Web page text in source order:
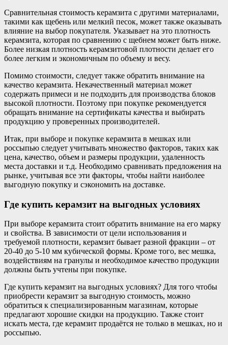
Сравнительная стоимость керамзита с другими материалами,
такими как щебень или мелкий песок, может также оказывать
влияние на выбор покупателя. Указывает на это плотность
керамзита, которая по сравнению с щебнем может быть ниже.
Более низкая плотность керамзитовой плотности делает его
более легким и экономичным по объему и весу.
Помимо стоимости, следует также обратить внимание на
качество керамзита. Некачественный материал может
содержать примеси и не подходить для производства блоков
высокой плотности. Поэтому при покупке рекомендуется
обращать внимание на сертификаты качества и выбирать
продукцию у проверенных производителей.
Итак, при выборе и покупке керамзита в мешках или
россыпью следует учитывать множество факторов, таких как
цена, качество, объем и размеры продукции, удаленность
места доставки и т.д. Необходимо сравнивать предложения на
рынке, учитывая все эти факторы, чтобы найти наиболее
выгодную покупку и сэкономить на доставке.
Где купить керамзит на выгодных условиях
При выборе керамзита стоит обратить внимание на его марку
и свойства. В зависимости от цели использования и
требуемой плотности, керамзит бывает разной фракции – от
20-40 до 5-10 мм кубической формы. Кроме того, вес мешка,
воздействиям на гранулы и необходимое качество продукции
должны быть учтены при покупке.
Где купить керамзит на выгодных условиях? Для того чтобы
приобрести керамзит за выгодную стоимость, можно
обратиться к специализированным магазинам, которые
предлагают хорошие скидки на продукцию. Также стоит
искать места, где керамзит продаётся не только в мешках, но и
россыпью.